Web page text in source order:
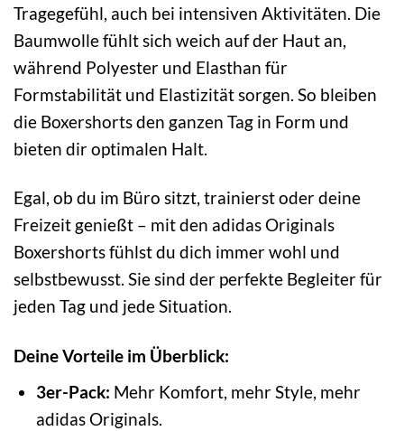
Tragegefühl, auch bei intensiven Aktivitäten. Die
Baumwolle fühlt sich weich auf der Haut an,
während Polyester und Elasthan für
Formstabilität und Elastizität sorgen. So bleiben
die Boxershorts den ganzen Tag in Form und
bieten dir optimalen Halt.
Egal, ob du im Büro sitzt, trainierst oder deine
Freizeit genießt – mit den adidas Originals
Boxershorts fühlst du dich immer wohl und
selbstbewusst. Sie sind der perfekte Begleiter für
jeden Tag und jede Situation.
Deine Vorteile im Überblick:
3er-Pack: Mehr Komfort, mehr Style, mehr
adidas Originals.